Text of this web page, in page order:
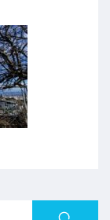
Rechercher :